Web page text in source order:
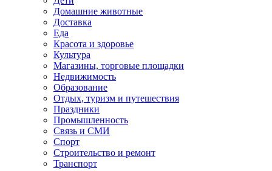
Домашние животные
Доставка
Еда
Красота и здоровье
Культура
Магазины, торговые площадки
Недвижимость
Образование
Отдых, туризм и путешествия
Праздники
Промышленность
Связь и СМИ
Спорт
Строительство и ремонт
Транспорт